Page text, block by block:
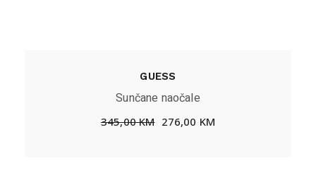
GUESS
Sunčane naočale
345,00KM 276,00 KM